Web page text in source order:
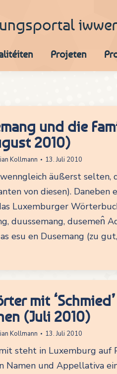
Projeten
und die
2010)
Kollmann 13. Juli 2010
äußerst selten,
von diesen).
Luxemburger
duussemang, dusemen̂
esu en Dusemang (zu
mit
(Juli 2010)
Kollmann 13. Juli 2010
steht in Luxemburg
Namen und Appellativa